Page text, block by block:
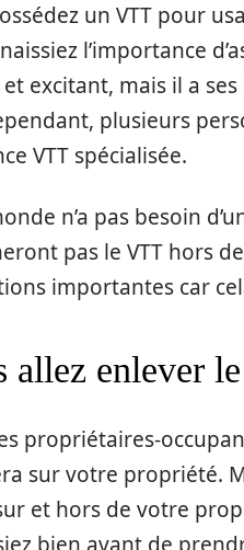
un VTT pour
l’importance
excitant, mais il a
plusieurs
VTT spécialisée.
n’a pas besoin
pas le VTT hors
importantes car
allez enlever
propriétaires-
sur votre propriété.
et hors de votre